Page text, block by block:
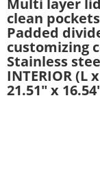
Multi layer
clean
Padded
customizing
Stainless
INTERIOR (L
21.51" x